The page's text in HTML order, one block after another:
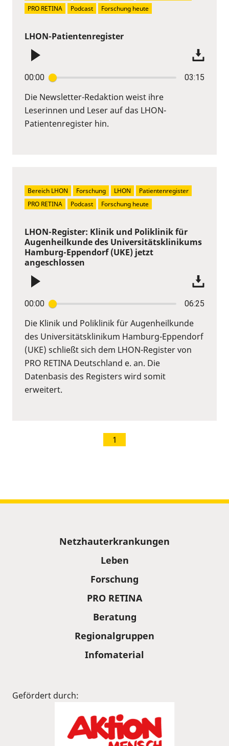
LHON-Patientenregister
00:00 03:15
Die Newsletter-Redaktion weist ihre
Leserinnen und Leser auf das LHON-
Patientenregister hin.
PRO RETINA Podcast Forschung heute
LHON-Register: Klinik und Poliklinik für
Augenheilkunde des Universitätsklinikums
Hamburg-Eppendorf (UKE) jetzt
angeschlossen
00:00 06:25
Die Klinik und Poliklinik für Augenheilkunde
des Universitätsklinikum Hamburg-Eppendorf
(UKE) schließt sich dem LHON-Register von
PRO RETINA Deutschland e. an. Die
Datenbasis des Registers wird somit
erweitert.
Bereich LHON Forschung LHON
Patientenregister
PRO RETINA
Podcast Forschung heute
1
Netzhauterkrankungen
Leben
Forschung
PRO RETINA
Beratung
Regionalgruppen
Infomaterial
Gefördert durch: